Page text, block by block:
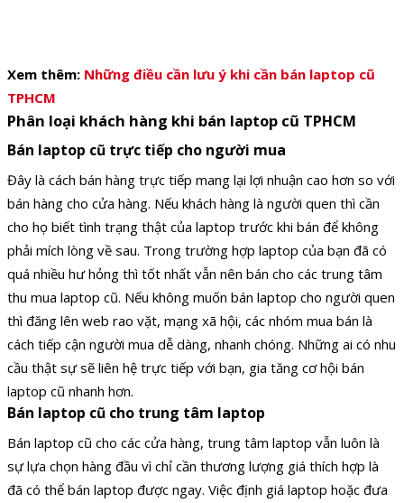
Xem thêm: Những điều cần lưu ý khi cần bán laptop cũ
TPHCM
Phân loại khách hàng khi bán laptop cũ TPHCM
Bán laptop cũ trực tiếp cho người mua
Đây là cách bán hàng trực tiếp mang lại lợi nhuận cao hơn so với
bán hàng cho cửa hàng. Nếu khách hàng là người quen thì cần
cho họ biết tình trạng thật của laptop trước khi bán để không
phải mích lòng về sau. Trong trường hợp laptop của bạn đã có
quá nhiều hư hỏng thì tốt nhất vẫn nên bán cho các trung tâm
thu mua laptop cũ. Nếu không muốn bán laptop cho người quen
thì đăng lên web rao vặt, mạng xã hội, các nhóm mua bán là
cách tiếp cận người mua dễ dàng, nhanh chóng. Những ai có nhu
cầu thật sự sẽ liên hệ trực tiếp với bạn, gia tăng cơ hội bán
laptop cũ nhanh hơn.
Bán laptop cũ cho trung tâm laptop
Bán laptop cũ cho các cửa hàng, trung tâm laptop vẫn luôn là
sự lựa chọn hàng đầu vì chỉ cần thương lượng giá thích hợp là
đã có thể bán laptop được ngay. Việc định giá laptop hoặc đưa